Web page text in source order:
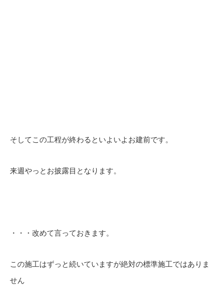
そしてこの工程が終わるといよいよお建前です。
来週やっとお披露目となります。
・・・改めて言っておきます。
この施工はずっと続いていますが絶対の標準施工ではありま
せん